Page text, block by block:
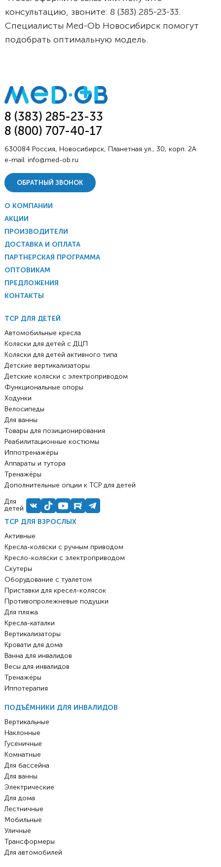
консультацию, звоните: 8 (383) 285-23-33.
Специалисты Med-Ob Новосибирск помогут
подобрать оптимальную модель.
8 (383) 285-23-33
8 (800) 707-40-17
630084 Россия, Новосибирск, Планетная ул., 30, корп. 2А
e-mail: info@med-ob.ru
ОБРАТНЫЙ ЗВОНОК
О КОМПАНИИ
АКЦИИ
ПРОИЗВОДИТЕЛИ
ДОСТАВКА И ОПЛАТА
ПАРТНЕРСКАЯ ПРОГРАММА
ОПТОВИКАМ
ПРЕДЛОЖЕНИЯ
КОНТАКТЫ
ТСР ДЛЯ ВЗРОСЛЫХ
Активные
Кресла-коляски с ручным приводом
Кресло-коляски с электроприводом
Скутеры
Оборудование с туалетом
Приставки для кресел-колясок
Противопролежневые подушки
Для пляжа
Кресла-каталки
Вертикализаторы
Кровати для дома
Ванна для инвалидов
Весы для инвалидов
Тренажёры
Иппотерапия
ПОДЪЁМНИКИ ДЛЯ ИНВАЛИДОВ
Вертикальные
Наклонные
Гусеничные
Комнатные
Для бассейна
Для ванны
Электрические
Для дома
Лестничные
Мобильные
Уличные
Трансформеры
Для автомобилей
ТСР ДЛЯ ДЕТЕЙ
Автомобильные кресла
Коляски для детей с ДЦП
Коляски для детей активного типа
Детские вертикализаторы
Детские коляски с электроприводом
Функциональные опоры
Ходунки
Велосипеды
Для ванны
Товары для позиционирования
Реабилитационные костюмы
Иппотренажёры
Аппараты и тутора
Тренажёры
Дополнительные опции к ТСР для детей
Для
детей